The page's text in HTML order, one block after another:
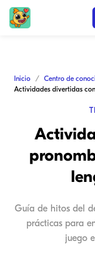
Inicio Centro de
Guía de hitos del
prácticas para
juego